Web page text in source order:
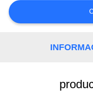
CONTACTA
CON
NOSOTROS